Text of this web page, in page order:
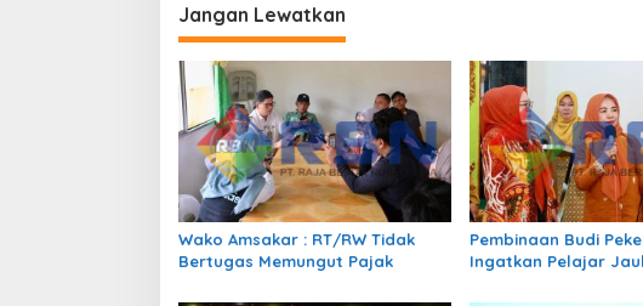
g
a
s
i
p
o
s
Jangan Lewatkan
Wako Amsakar : RT/RW Tidak
Bertugas Memungut Pajak
Pembinaan Budi
Ingatkan Pelajar